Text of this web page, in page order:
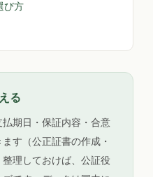
び方
る
期日・保証内容・合意
す（公正証書の作成・
理しておけば、公証役